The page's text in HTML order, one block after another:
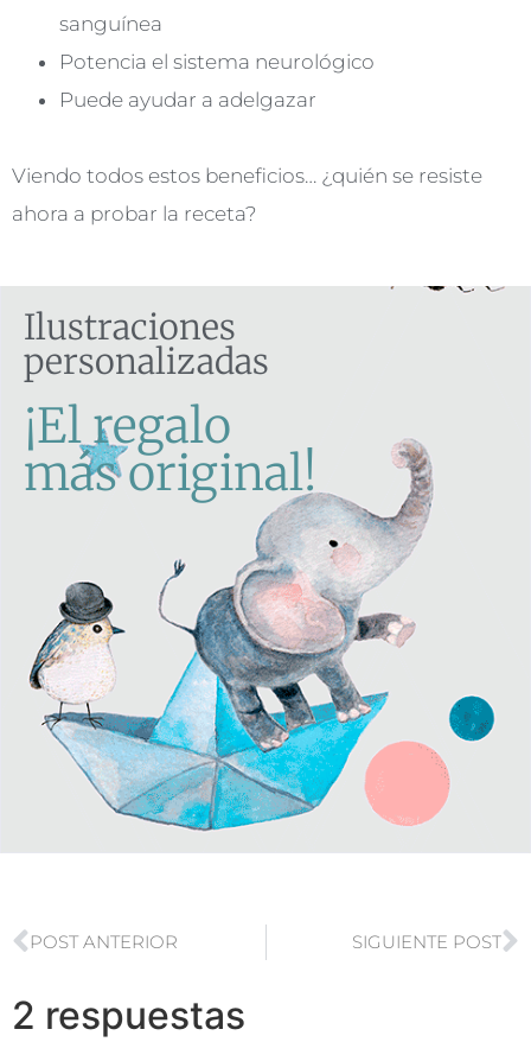
sanguínea
Potencia el sistema neurológico
Puede ayudar a adelgazar
Viendo todos estos beneficios… ¿quién se resiste
ahora a probar la receta?
Ilustraciones
personalizadas
¡El regalo
más original!
POST ANTERIOR SIGUIENTE POST
2 respuestas